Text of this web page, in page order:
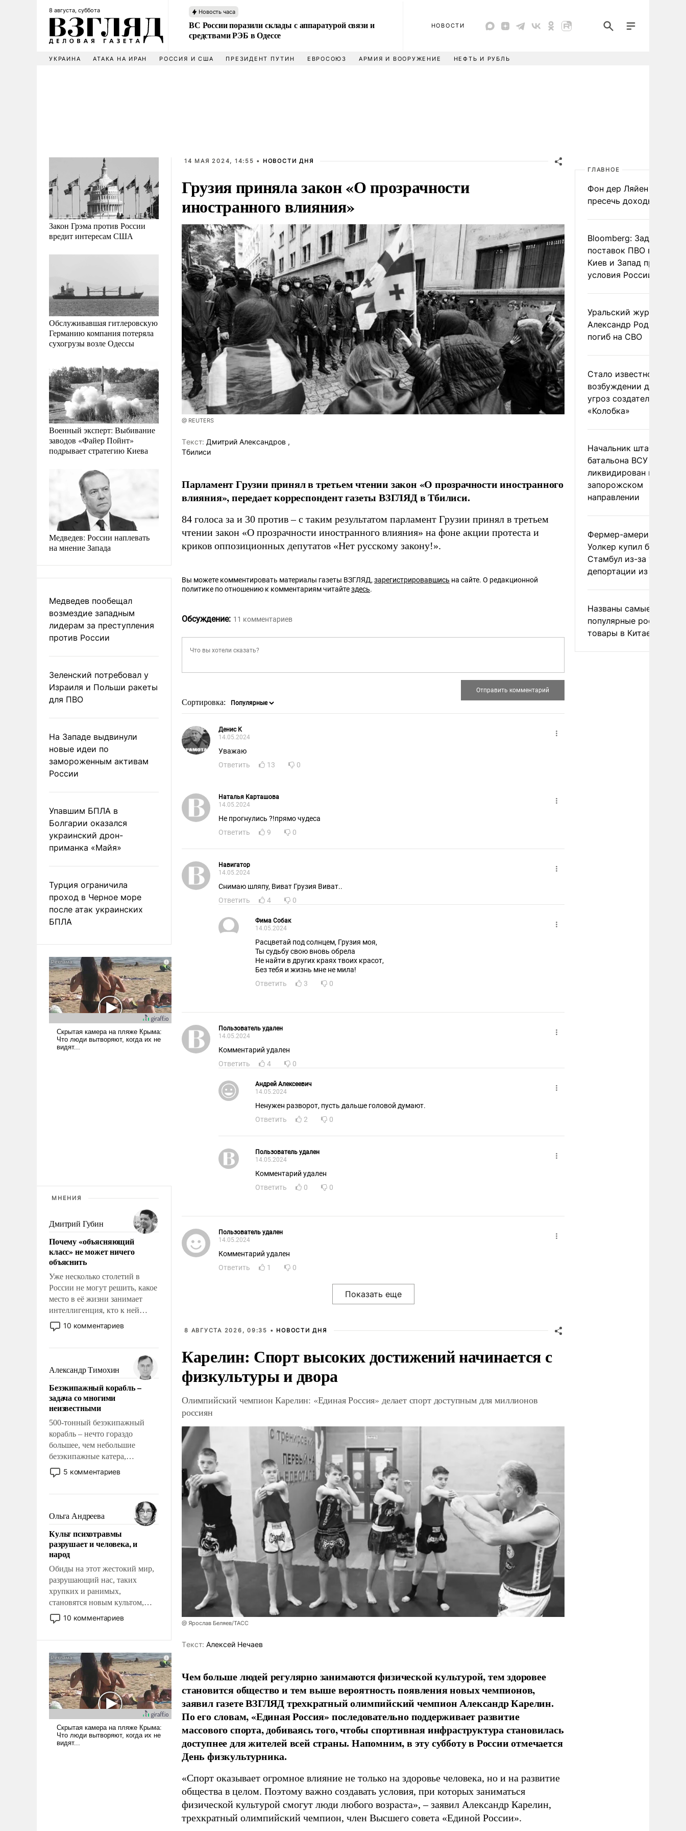
8 августа, суббота Новость часа
ВС России поразили склады с аппаратурой связи и
средствами РЭБ в Одессе
НОВОСТИ
УКРАИНА АТАКА НА ИРАН РОССИЯ И США ПРЕЗИДЕНТ ПУТИН ЕВРОСОЮЗ АРМИЯ И ВООРУЖЕНИЕ НЕФТЬ И РУБЛЬ
Закон Грэма против России
вредит интересам США
Обслуживавшая гитлеровскую
Германию компания потеряла
сухогрузы возле Одессы
Военный эксперт: Выбивание
заводов «Файер Пойнт»
подрывает стратегию Киева
Медведев: России наплевать
на мнение Запада
Медведев пообещал
возмездие западным
лидерам за преступления
против России
Зеленский потребовал у
Израиля и Польши ракеты
для ПВО
На Западе выдвинули
новые идеи по
замороженным активам
России
Упавшим БПЛА в
Болгарии оказался
украинский дрон-
приманка «Майя»
Турция ограничила
проход в Черное море
после атак украинских
БПЛА
МНЕНИЯ
Дмитрий Губин
Почему «объясняющий
класс» не может ничего
объяснить
Уже несколько столетий в
России не могут решить, какое
место в её жизни занимает
интеллигенция, кто к ней
принадлежит, а кого из неё
исключили с правом
чем она отличается от просто
образованных людей. Иногда
казалось, что эти вопросы
решены раз и навсегда, но –
нет, не решены.
10 комментариев
Александр Тимохин
Безэкипажный корабль –
задача со многими
неизвестными
500-тонный безэкипажный
корабль – нечто гораздо
большее, чем небольшие
безэкипажные катера,
применение которых уже
стало обыденностью. Задача по
сложна и амбициозна. Однако
и ее реализация радикально
поднимет наши боевые
возможности.
5 комментариев
Ольга Андреева
Культ психотравмы
разрушает и человека, и
народ
Обиды на этот жестокий мир,
разрушающий нас, таких
хрупких и ранимых,
становятся новым культом,
постепенно вытесняя и
отменяя традиционное
ударами судьбы, брать на себя
ответственность, помогать
слабым, идти вперед и
адаптироваться.
10 комментариев
14 МАЯ 2024, 14:55 • НОВОСТИ ДНЯ
Грузия приняла закон «О прозрачности
иностранного влияния»
@ REUTERS
Tекст: Дмитрий Александров ,
Тбилиси
Парламент Грузии принял в третьем чтении закон «О прозрачности иностранного
влияния», передает корреспондент газеты ВЗГЛЯД в Тбилиси.
84 голоса за и 30 против – с таким результатом парламент Грузии принял в третьем
чтении закон «О прозрачности иностранного влияния» на фоне акции протеста и
криков оппозиционных депутатов «Нет русскому закону!».
Вы можете комментировать материалы газеты ВЗГЛЯД,зарегистрировавшись на сайте. О редакционной
политике по отношению к комментариям читайтездесь.
Обсуждение: 11 комментариев
Сортировка:
Денис К
14.05.2024
Уважаю
Ответить
13 0
Наталья Карташова
14.05.2024
Не прогнулись ?!прямо чудеса
Ответить
9 0
Навигатор
14.05.2024
Снимаю шляпу, Виват Грузия Виват..
Ответить
4 0
Фима Собак
14.05.2024
Расцветай под солнцем, Грузия моя,
Ты судьбу свою вновь обрела
Не найти в других краях твоих красот,
Без тебя и жизнь мне не мила!
Ответить
3 0
Пользователь удален
14.05.2024
Комментарий удален
Ответить
4 0
Андрей Алексеевич
14.05.2024
Ненужен разворот, пусть дальше головой думают.
Ответить
2 0
Пользователь удален
14.05.2024
Комментарий удален
Ответить
0 0
Пользователь удален
14.05.2024
Комментарий удален
Ответить
1 0
8 АВГУСТА 2026, 09:35 • НОВОСТИ ДНЯ
Карелин: Спорт высоких достижений начинается с
физкультуры и двора
Олимпийский чемпион Карелин: «Единая Россия» делает спорт доступным для миллионов
россиян
@ Ярослав Беляев/ТАСС
Tекст: Алексей Нечаев
Чем больше людей регулярно занимаются физической культурой, тем здоровее
становится общество и тем выше вероятность появления новых чемпионов,
заявил газете ВЗГЛЯД трехкратный олимпийский чемпион Александр Карелин.
По его словам, «Единая Россия» последовательно поддерживает развитие
массового спорта, добиваясь того, чтобы спортивная инфраструктура становилась
доступнее для жителей всей страны. Напомним, в эту субботу в России отмечается
День физкультурника.
«Спорт оказывает огромное влияние не только на здоровье человека, но и на развитие
общества в целом. Поэтому важно создавать условия, при которых заниматься
физической культурой смогут люди любого возраста», – заявил Александр Карелин,
трехкратный олимпийский чемпион, член Высшего совета «Единой России».
ГЛАВНОЕ
Фон дер Ляйен
пресечь доходы России
Bloomberg: Задержка
поставок ПВО вынудит
Киев и Запад принять
условия России
Уральский журналист
Александр Родионов
погиб на СВО
Стало известно о
возбуждении дела из-
угроз создателям
«Колобка»
Начальник штаба
батальона ВСУ
ликвидирован на
запорожском
направлении
Фермер-американец
Уолкер купил билет в
Стамбул из-за угрозы
депортации из России
Названы самые
популярные российские
товары в Китае